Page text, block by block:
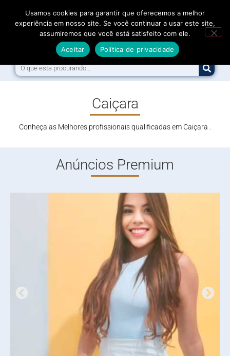
Menu
Caiçara
Conheça as Melhores profissionais qualificadas em Caiçara .
Anúncios Premium
Usamos cookies para garantir que oferecemos a melhor
experiência em nosso site. Se você continuar a usar este site,
assumiremos que você está satisfeito com ele.
Aceitar
Política de privacidade